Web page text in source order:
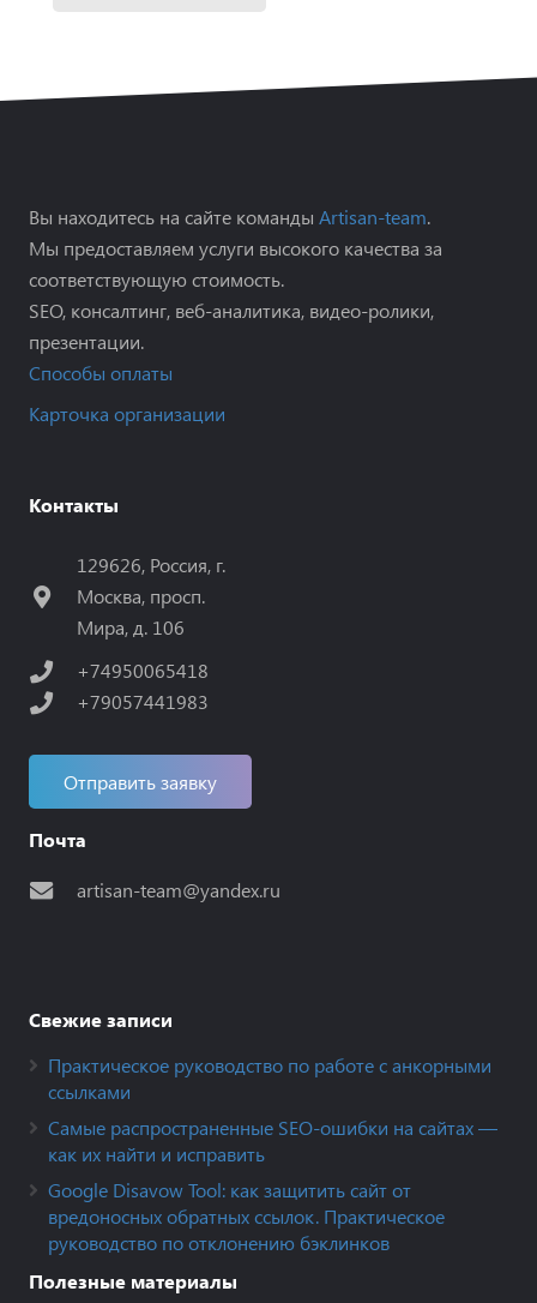
Вы находитесь на сайте команды Artisan-team.
Мы предоставляем услуги высокого качества за
соответствующую стоимость.
SEO, консалтинг, веб-аналитика, видео-ролики,
презентации.
Способы оплаты
Карточка организации
Контакты
129626, Россия, г.
Москва, просп.
Мира, д. 106
+74950065418
+79057441983
Отправить заявку
Почта
artisan-team@yandex.ru
Свежие записи
Практическое руководство по работе с анкорными
ссылками
Самые распространенные SEO-ошибки на сайтах —
как их найти и исправить
Google Disavow Tool: как защитить сайт от
вредоносных обратных ссылок. Практическое
руководство по отклонению бэклинков
Полезные материалы